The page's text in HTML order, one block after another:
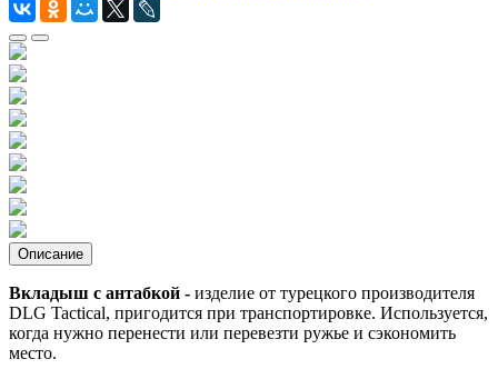
Описание
Вкладыш с антабкой - изделие от турецкого производителя
DLG Tactical, пригодится при транспортировке. Используется,
когда нужно перенести или перевезти ружье и сэкономить
место.